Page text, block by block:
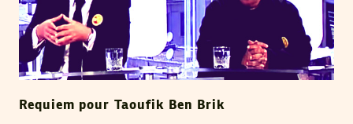
Requiem pour Taoufik Ben Brik